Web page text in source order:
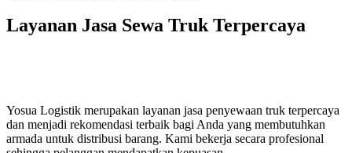
Layanan Jasa Sewa Truk Terpercaya
Yosua Logistik merupakan layanan jasa penyewaan truk terpercaya
dan menjadi rekomendasi terbaik bagi Anda yang membutuhkan
armada untuk distribusi barang. Kami bekerja secara profesional